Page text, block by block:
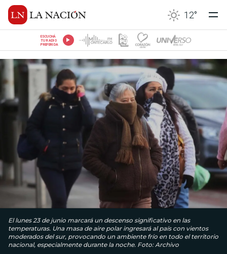
12°
ESCUCHÁ
TU RADIO
PREFERIDA
El lunes 23 de junio marcará un descenso significativo en las
temperaturas. Una masa de aire polar ingresará al país con vientos
moderados del sur, provocando un ambiente frío en todo el territorio
nacional, especialmente durante la noche. Foto: Archivo